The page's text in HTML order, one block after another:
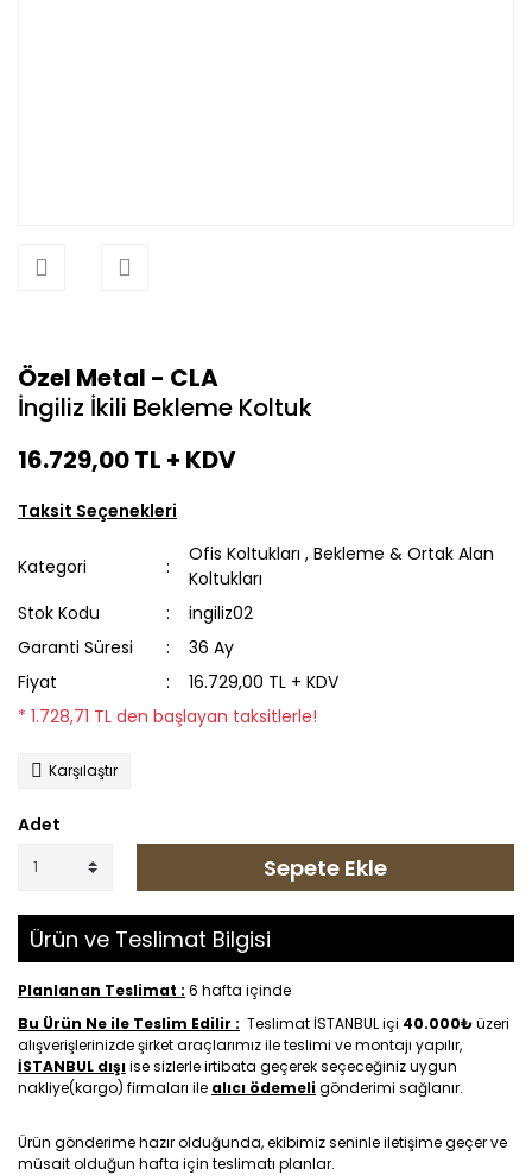
Özel Metal - CLA
İngiliz İkili Bekleme Koltuk
16.729,00 TL + KDV
Taksit Seçenekleri
Kategori
Ofis Koltukları ,Bekleme & Ortak Alan
Koltukları
Stok Kodu
ingiliz02
Garanti Süresi
36 Ay
Fiyat
16.729,00 TL + KDV
* 1.728,71 TL den başlayan taksitlerle!
Karşılaştır
Adet
Sepete Ekle
Ürün ve Teslimat Bilgisi
Planlanan Teslimat : 6 hafta içinde
Bu Ürün Ne ile Teslim Edilir : Teslimat İSTANBUL içi 40.000₺üzeri
alışverişlerinizde şirket araçlarımız ile teslimi ve montajı yapılır,
İSTANBUL dışıise sizlerle irtibata geçerek seçeceğiniz uygun
nakliye(kargo) firmaları ile alıcı ödemeligönderimi sağlanır.
Ürün gönderime hazır olduğunda, ekibimiz seninle iletişime geçer ve
müsait olduğun hafta için teslimatı planlar.